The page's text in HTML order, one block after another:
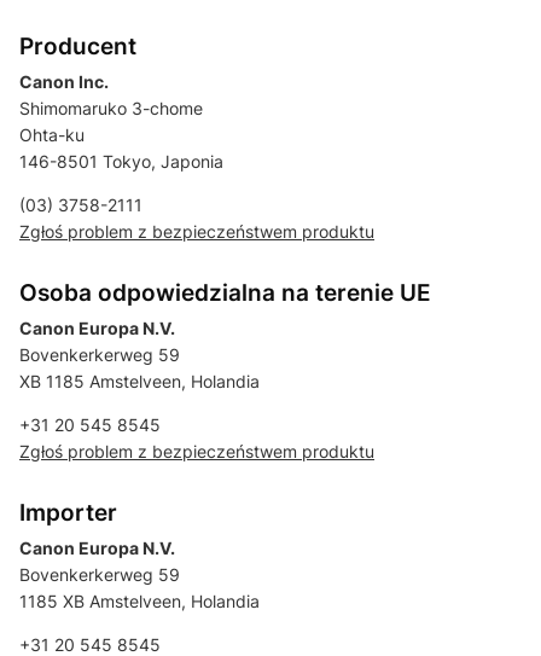
Producent
Canon Inc.
Shimomaruko 3-chome
Ohta-ku
146-8501 Tokyo, Japonia
(03) 3758-2111
Zgłoś problem z bezpieczeństwem produktu
Osoba odpowiedzialna na terenie UE
Canon Europa N.V.
Bovenkerkerweg 59
XB 1185 Amstelveen, Holandia
+31 20 545 8545
Zgłoś problem z bezpieczeństwem produktu
Importer
Canon Europa N.V.
Bovenkerkerweg 59
1185 XB Amstelveen, Holandia
+31 20 545 8545